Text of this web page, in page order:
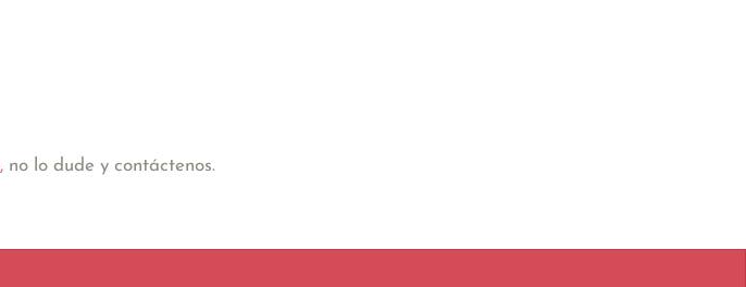
, no lo dude y contáctenos.